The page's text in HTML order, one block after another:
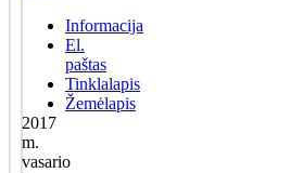
Informacija
El.
paštas
Tinklalapis
Žemėlapis
2017
m.
vasario